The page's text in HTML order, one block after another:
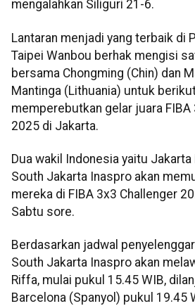
mengalahkan Siliguri 21-6.
Lantaran menjadi yang terbaik di
Taipei Wanbou berhak mengisi
bersama Chongming (Chin) dan
Mantinga (Lithuania) untuk
memperebutkan gelar juara FIBA
2025 di Jakarta.
Dua wakil Indonesia yaitu
South Jakarta Inaspro akan
mereka di FIBA 3x3 Challenger
Sabtu sore.
Berdasarkan jadwal
South Jakarta Inaspro akan
Riffa, mulai pukul 15.45 WIB,
Barcelona (Spanyol) pukul 19.45